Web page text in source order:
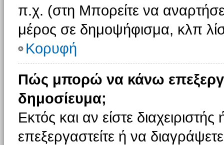
π.χ. (στη Μπορείτε να
μέρος σε δημοψήφισμα, κλπ
Κορυφή
Πώς μπορώ να κάνω
δημοσίευμα;
Εκτός και αν είστε
επεξεργαστείτε ή να